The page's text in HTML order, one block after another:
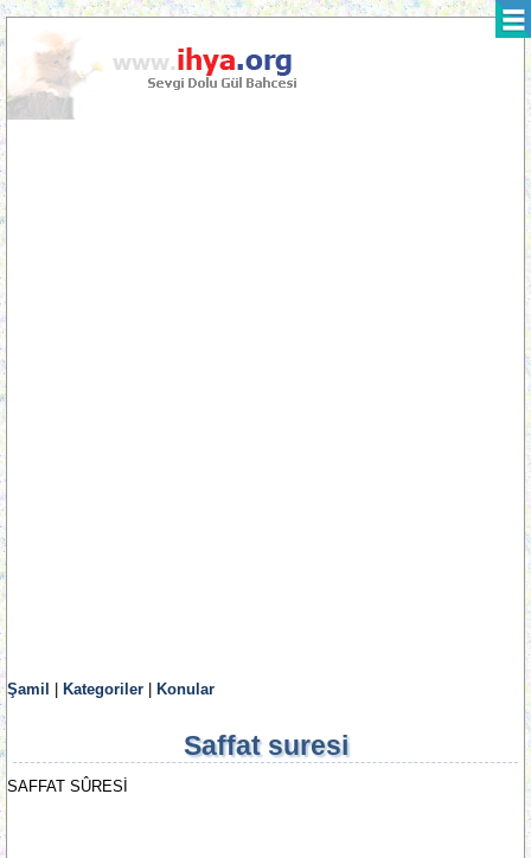
Şamil Kategoriler Konular
Saffat suresi
SAFFAT SÛRESİ